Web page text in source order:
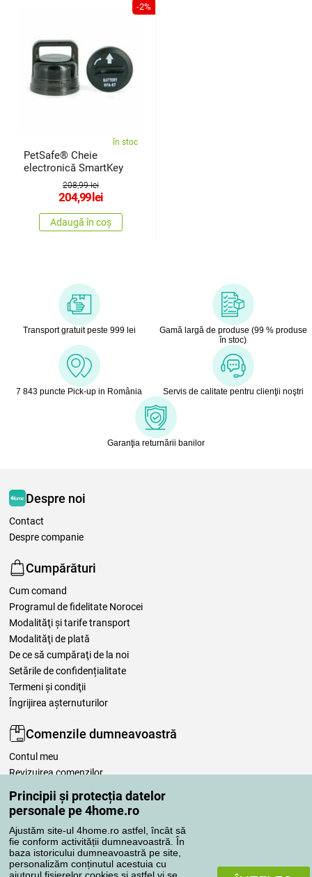
Principii și protecția datelor
personale pe 4home.ro
Ajustăm site-ul 4home.ro astfel, încât să
fie conform activității dumneavoastră. În
baza istoricului dumneavoastră pe site,
personalizăm conținutul acestuia cu
-2%
în stoc
PetSafe® Cheie
electronică SmartKey
208,99 lei
204,99lei
Adaugă în coș
Transport gratuit peste 999 lei
Gamă largă de produse (99 % produse
în stoc)
7 843 puncte Pick-up in România Servis de calitate pentru clienţii noştri
Garanţia returnării banilor
Despre noi
Contact
Despre companie
Cumpărături
Cum comand
Programul de fidelitate Norocei
Modalităţi şi tarife transport
Modalităţi de plată
De ce să cumpăraţi de la noi
Setările de confidențialitate
Termeni şi condiţii
Îngrijirea așternuturilor
Comenzile dumneavoastră
Contul meu
Revizuirea comenzilor
Reclamaţii
Retragere de la contract
Regulile de procesare a recenziilor
Metode de transport